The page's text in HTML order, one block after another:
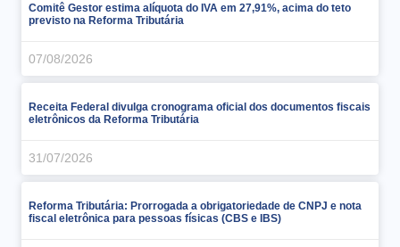
Comitê Gestor estima alíquota do IVA em 27,91%, acima do teto
previsto na Reforma Tributária
07/08/2026
Receita Federal divulga cronograma oficial dos documentos fiscais
eletrônicos da Reforma Tributária
31/07/2026
Reforma Tributária: Prorrogada a obrigatoriedade de CNPJ e nota
fiscal eletrônica para pessoas físicas (CBS e IBS)